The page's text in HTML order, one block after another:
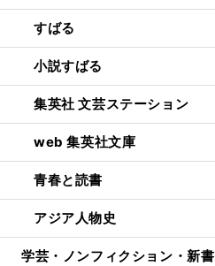
すばる
小説すばる
集英社 文芸ステーション
web 集英社文庫
青春と読書
アジア人物史
学芸・ノンフィクション・新書